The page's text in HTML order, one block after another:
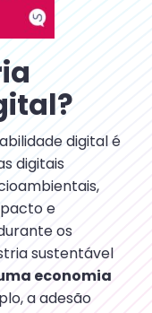
digital é
digitais
e
os
sustentável
economia
a adesão